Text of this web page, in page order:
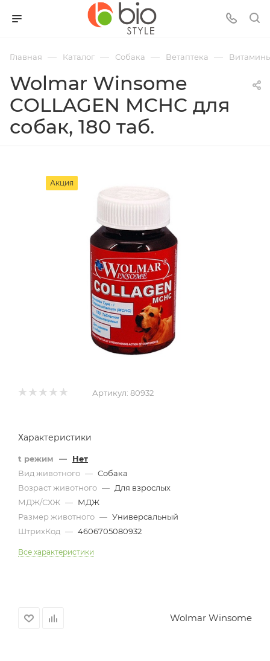
Главная — Каталог — Собака — Ветаптека —
Wolmar Winsome
COLLAGEN MCHC для
собак, 180 таб.
Акция
Артикул: 80932
Характеристики
t режим —
Нет
Вид животного — Собака
Возраст животного — Для взрослых
МДЖ/СХЖ — МДЖ
Размер животного — Универсальный
ШтрихКод — 4606705080932
Все характеристики
Wolmar Winsome